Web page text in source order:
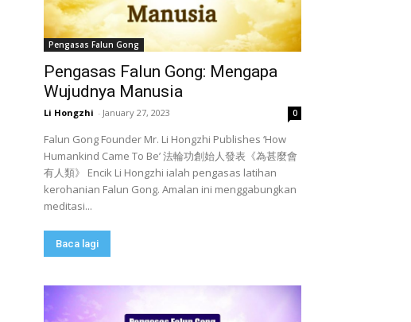
Pengasas Falun Gong
Pengasas Falun Gong: Mengapa
Wujudnya Manusia
Li Hongzhi - January 27, 2023 0
Falun Gong Founder Mr. Li Hongzhi Publishes ‘How
Humankind Came To Be’ 法輪功創始人發表《為甚麼會
有人類》 Encik Li Hongzhi ialah pengasas latihan
kerohanian Falun Gong. Amalan ini menggabungkan
meditasi...
Baca lagi